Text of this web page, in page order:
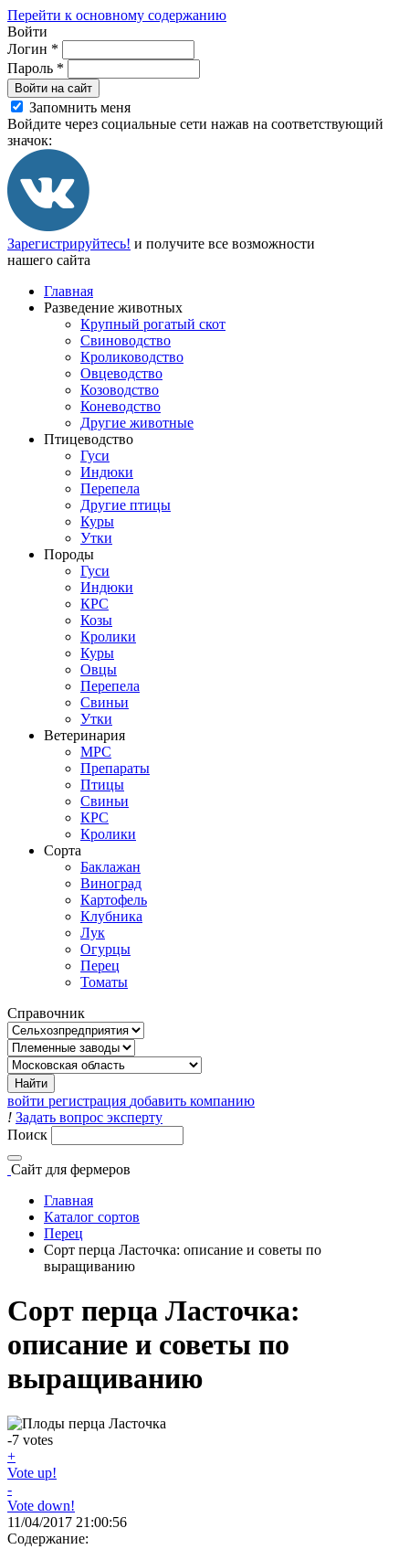
Перейти к основному содержанию
Войти
Логин *
Пароль *
Войти на сайт
Запомнить меня
Войдите через социальные сети нажав на соответствующий
значок:
Зарегистрируйтесь! и получите все возможности
нашего сайта
Главная
Разведение животных
Крупный рогатый скот
Свиноводство
Кролиководство
Овцеводство
Козоводство
Коневодство
Другие животные
Птицеводство
Гуси
Индюки
Перепела
Другие птицы
Куры
Утки
Породы
Гуси
Индюки
КРС
Козы
Кролики
Куры
Овцы
Перепела
Свиньи
Утки
Ветеринария
МРС
Препараты
Птицы
Свиньи
КРС
Кролики
Сорта
Баклажан
Виноград
Картофель
Клубника
Лук
Огурцы
Перец
Томаты
Справочник
войти регистрация добавить компанию
! Задать вопрос эксперту
Поиск
Сайт для фермеров
Главная
Каталог сортов
Перец
Сорт перца Ласточка: описание и советы по
выращиванию
Сорт перца Ласточка:
описание и советы по
выращиванию
-7 votes
+
Vote up!
-
Vote down!
11/04/2017 21:00:56
Содержание: